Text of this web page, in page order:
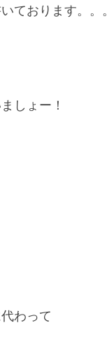
ております。。。
しょー！
わって